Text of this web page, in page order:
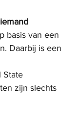
basis van een
Daarbij is een
State
zijn slechts